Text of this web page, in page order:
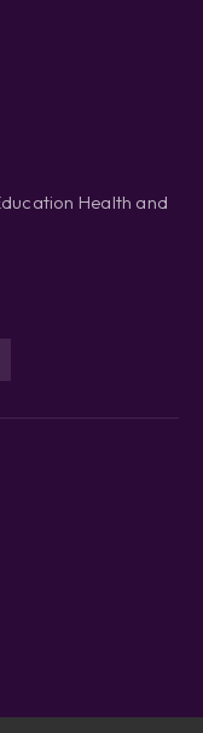
Health and